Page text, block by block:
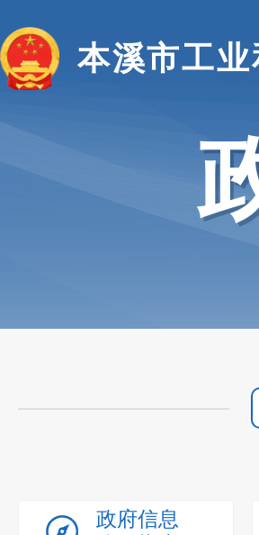
本溪市工
政府信息